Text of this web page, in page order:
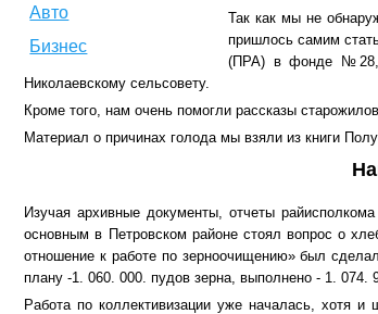
Авто
Бизнес
Так как мы не
пришлось самим
(ПРА) в фонде №28,
Николаевскому сельсовету.
Кроме того, нам очень помогли рассказы
Материал о причинах голода мы взяли из книги
Изучая архивные документы, отчеты
основным в Петровском районе стоял вопрос о
отношение к работе по зерноочищению» был
плану -1. 060. 000. пудов зерна, выполнено - 1. 074.
Работа по коллективизации уже началась, хотя